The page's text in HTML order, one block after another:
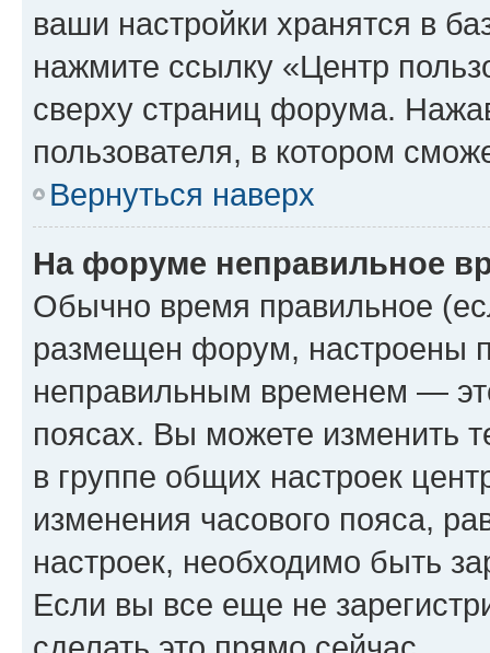
ваши настройки хранятся в
нажмите ссылку «Центр
сверху страниц форума.
пользователя, в котором
Вернуться наверх
На форуме неправильное
Обычно время правильное
размещен форум, настроены
неправильным временем —
поясах. Вы можете изменить
в группе общих настроек
изменения часового пояса,
настроек, необходимо быть
Если вы все еще не